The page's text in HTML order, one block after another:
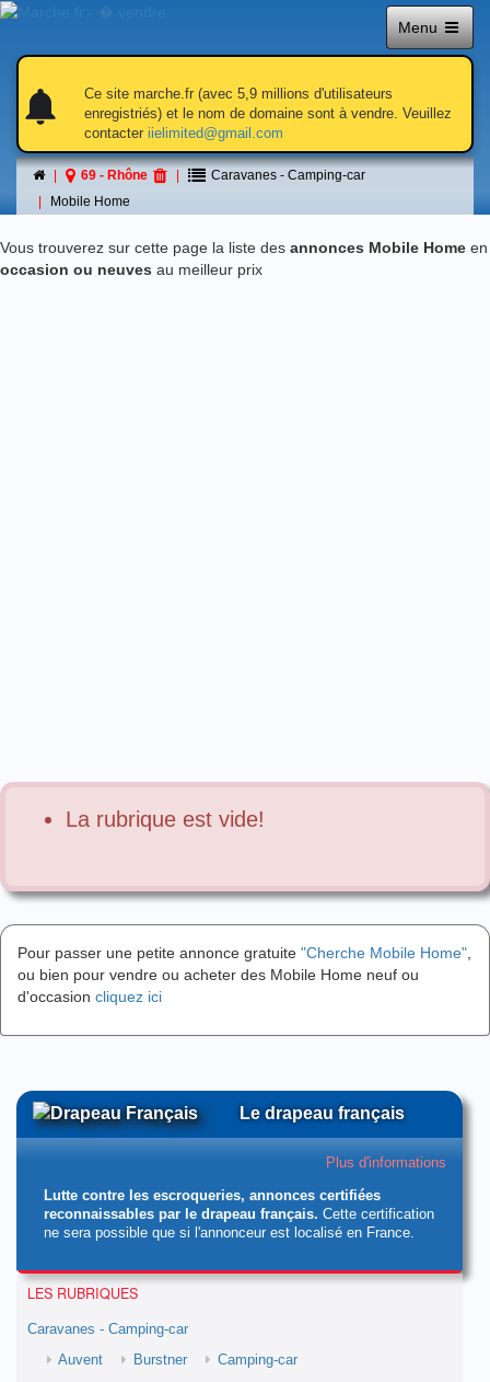
Menu
notifications
notifications
Ce site marche.fr (avec 5,9 millions d'utilisateurs
enregistriés) et le nom de domaine sont à vendre. Veuillez
contacter iielimited@gmail.com
69 - Rhône
Caravanes - Camping-car
Mobile Home
Mobile Home
á 69 - Rhône
Vous trouverez sur cette page la liste des annonces Mobile Home en
occasion ou neuves au meilleur prix
La rubrique est vide!
Pour passer une petite annonce gratuite "Cherche Mobile Home"
ou bien pour vendre ou acheter des Mobile Home neuf ou
d'occasion cliquez ici
Le drapeau français
Plus d'informations
Lutte contre les escroqueries, annonces certifiées
reconnaissables par le drapeau français. Cette certification
ne sera possible que si l'annonceur est localisé en France.
LES RUBRIQUES
Caravanes - Camping-car
Auvent
Burstner
Camping-car